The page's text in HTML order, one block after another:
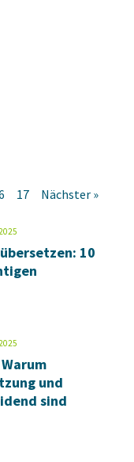
17 Nächster »
10
und
sind